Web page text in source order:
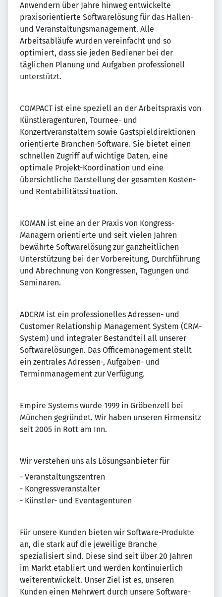
Anwendern über Jahre hinweg entwickelte
praxisorientierte Softwarelösung für das Hallen-
und Veranstaltungsmanagement. Alle
Arbeitsabläufe wurden vereinfacht und so
optimiert, dass sie jeden Bediener bei der
täglichen Planung und Aufgaben professionell
unterstützt.
COMPACT ist eine speziell an der Arbeitspraxis von
Künstleragenturen, Tournee- und
Konzertveranstaltern sowie Gastspieldirektionen
orientierte Branchen-Software. Sie bietet einen
schnellen Zugriff auf wichtige Daten, eine
optimale Projekt-Koordination und eine
übersichtliche Darstellung der gesamten Kosten-
und Rentabilitätssituation.
KOMAN ist eine an der Praxis von Kongress-
Managern orientierte und seit vielen Jahren
bewährte Softwarelösung zur ganzheitlichen
Unterstützung bei der Vorbereitung, Durchführung
und Abrechnung von Kongressen, Tagungen und
Seminaren.
ADCRM ist ein professionelles Adressen- und
Customer Relationship Management System (CRM-
System) und integraler Bestandteil all unserer
Softwarelösungen. Das Officemanagement stellt
ein zentrales Adressen-, Aufgaben- und
Terminmanagement zur Verfügung.
Empire Systems wurde 1999 in Gröbenzell bei
München gegründet. Wir haben unseren Firmensitz
seit 2005 in Rott am Inn.
Wir verstehen uns als Lösungsanbieter für
- Veranstaltungszentren
- Kongressveranstalter
- Künstler- und Eventagenturen
Für unsere Kunden bieten wir Software-Produkte
an, die stark auf die jeweilige Branche
spezialisiert sind. Diese sind seit über 20 Jahren
im Markt etabliert und werden kontinuierlich
weiterentwickelt. Unser Ziel ist es, unseren
Kunden einen Mehrwert durch unsere Software-